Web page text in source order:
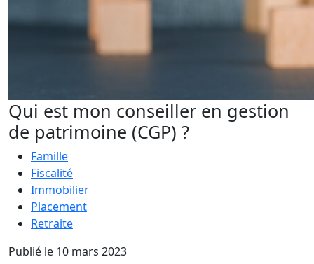
Qui est mon conseiller en gestion
de patrimoine (CGP) ?
Famille
Fiscalité
Immobilier
Placement
Retraite
Publié le 10 mars 2023